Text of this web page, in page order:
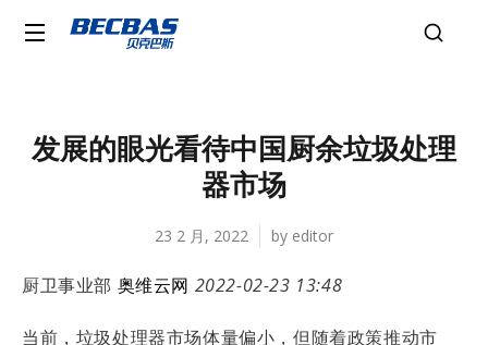
发展的眼光看待中国厨余垃圾处理
器市场
23 2 月, 2022 by editor
厨卫事业部 奥维云网 2022-02-23 13:48
当前，垃圾处理器市场体量偏小，但随着政策推动市